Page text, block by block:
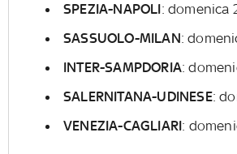
SPEZIA-NAPOLI: domenica
SASSUOLO-MILAN:
INTER-SAMPDORIA:
SALERNITANA-UDINESE:
VENEZIA-CAGLIARI: